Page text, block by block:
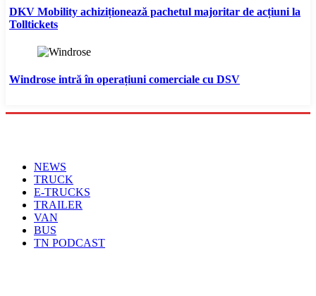
DKV Mobility achiziționează pachetul majoritar de acțiuni la
Tolltickets
Windrose intră în operațiuni comerciale cu DSV
NEWS
TRUCK
E-TRUCKS
TRAILER
VAN
BUS
TN PODCAST